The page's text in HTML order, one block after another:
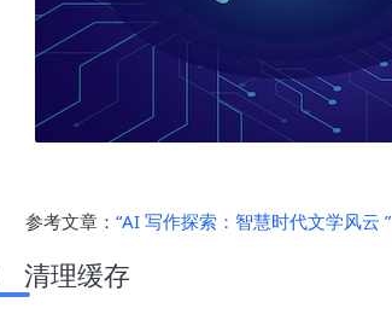
参考文章： “AI 写作探索：智慧时代文学风云 ”
清理缓存